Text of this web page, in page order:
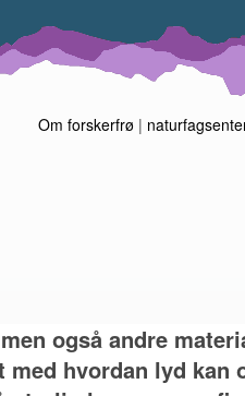
Om forskerfrø |
også andre
hvordan lyd kan